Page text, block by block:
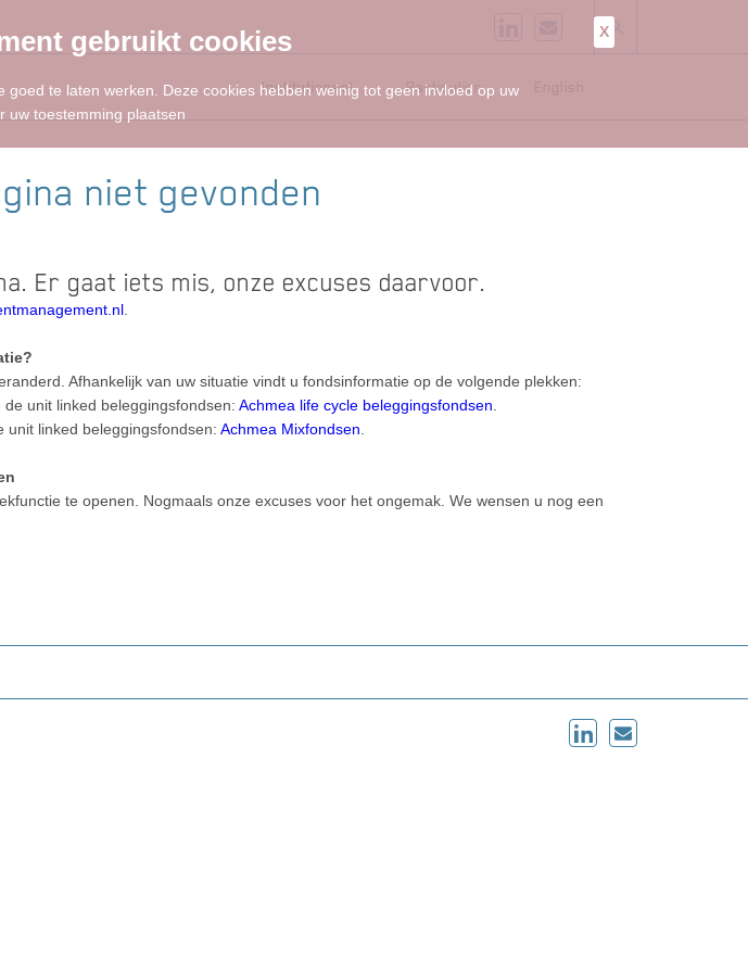
Institutioneel Particulier
gebruikt cookies
te laten werken. Deze cookies hebben weinig tot geen invloed op uw
uw toestemming plaatsen
X
niet gevonden
Er gaat iets mis, onze excuses daarvoor.
Afhankelijk van uw situatie vindt u fondsinformatie op de volgende plekken:
unit linked beleggingsfondsen: Achmea life cycle beleggingsfondsen
unit linked beleggingsfondsen: Achmea Mixfondsen
te openen. Nogmaals onze excuses voor het ongemak. We wensen u nog een